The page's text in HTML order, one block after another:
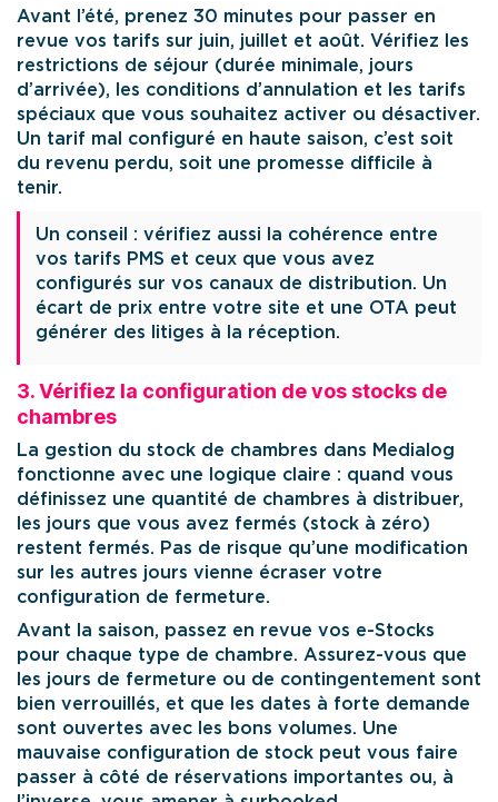
Avant l’été, prenez 30 minutes pour passer en
revue vos tarifs sur juin, juillet et août. Vérifiez les
restrictions de séjour (durée minimale, jours
d’arrivée), les conditions d’annulation et les tarifs
spéciaux que vous souhaitez activer ou désactiver.
Un tarif mal configuré en haute saison, c’est soit
du revenu perdu, soit une promesse difficile à
tenir.
Un conseil : vérifiez aussi la cohérence entre
vos tarifs PMS et ceux que vous avez
configurés sur vos canaux de distribution. Un
écart de prix entre votre site et une OTA peut
générer des litiges à la réception.
3. Vérifiez la configuration de vos stocks de
chambres
La gestion du stock de chambres dans Medialog
fonctionne avec une logique claire : quand vous
définissez une quantité de chambres à distribuer,
les jours que vous avez fermés (stock à zéro)
restent fermés. Pas de risque qu’une modification
sur les autres jours vienne écraser votre
configuration de fermeture.
Avant la saison, passez en revue vos e-Stocks
pour chaque type de chambre. Assurez-vous que
les jours de fermeture ou de contingentement sont
bien verrouillés, et que les dates à forte demande
sont ouvertes avec les bons volumes. Une
mauvaise configuration de stock peut vous faire
passer à côté de réservations importantes ou, à